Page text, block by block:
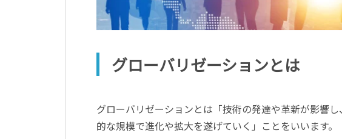
グローバリゼーションとは
グローバリゼーションとは「技術の発達や革新が影響
的な規模で進化や拡大を遂げていく」ことをいいます。